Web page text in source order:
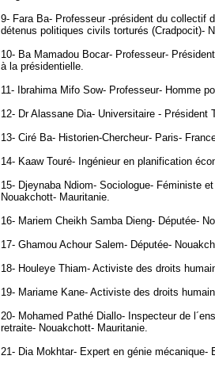
9- Fara Ba- Professeur -président du collectif
détenus politiques civils torturés (Cradpocit)-
10- Ba Mamadou Bocar- Professeur-
à la présidentielle.
11- Ibrahima Mifo Sow- Professeur- Homme
12- Dr Alassane Dia- Universitaire - Président
13- Ciré Ba- Historien-Chercheur- Paris-
14- Kaaw Touré- Ingénieur en planification
15- Djeynaba Ndiom- Sociologue- Féministe
Nouakchott- Mauritanie.
16- Mariem Cheikh Samba Dieng- Députée-
17- Ghamou Achour Salem- Députée-
18- Houleye Thiam- Activiste des droits
19- Mariame Kane- Activiste des droits
20- Mohamed Pathé Diallo- Inspecteur de
retraite- Nouakchott- Mauritanie.
21- Dia Mokhtar- Expert en génie mécanique-